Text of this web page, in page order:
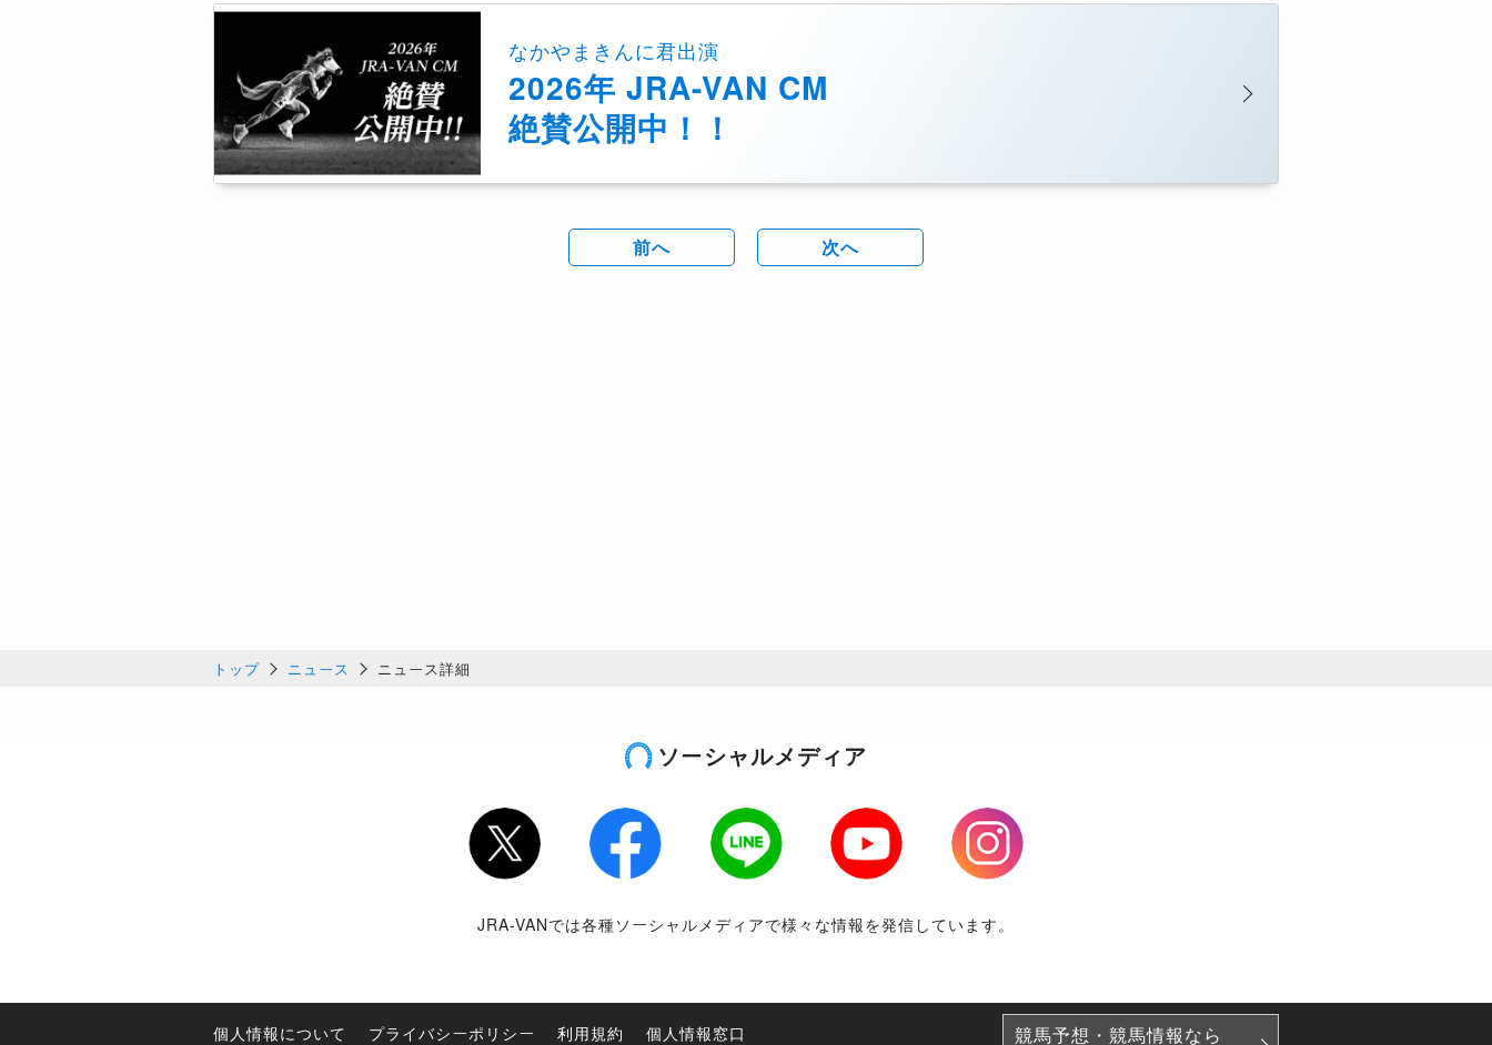
なかやまきんに君出演
2026年 JRA-VAN CM
絶賛公開中！！
前へ 次へ
トップ ニュース ニュース詳細
ソーシャルメディア
Twitter Facebook LINE Youtube
Instagram
JRA-VANでは各種ソーシャルメディアで様々な情報を発信しています。
個人情報について プライバシーポリシー 利用規約 個人情報窓口 競馬予想・競馬情報なら